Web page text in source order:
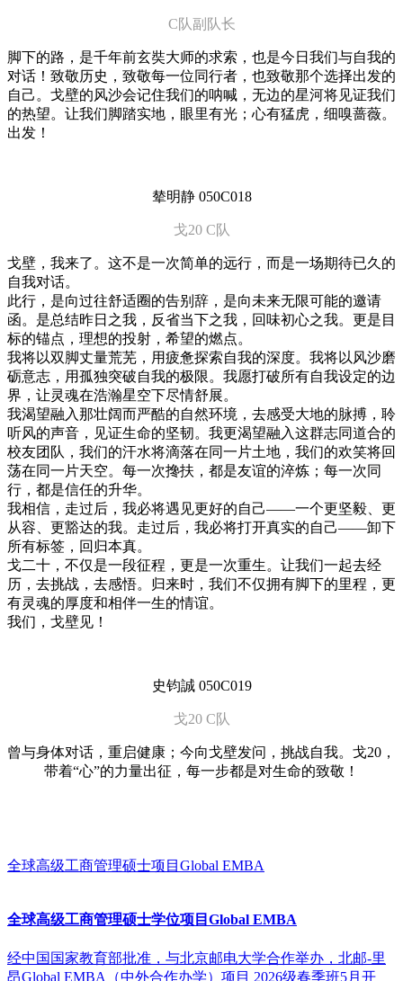
C队副队长
脚下的路，是千年前玄奘大师的求索，也是今日我们与自我的
对话！致敬历史，致敬每一位同行者，也致敬那个选择出发的
自己。戈壁的风沙会记住我们的呐喊，无边的星河将见证我们
的热望。让我们脚踏实地，眼里有光；心有猛虎，细嗅蔷薇。
出发！
辇明静 050C018
戈20 C队
戈壁，我来了。这不是一次简单的远行，而是一场期待已久的
自我对话。
此行，是向过往舒适圈的告别辞，是向未来无限可能的邀请
函。是总结昨日之我，反省当下之我，回味初心之我。更是目
标的锚点，理想的投射，希望的燃点。
我将以双脚丈量荒芜，用疲惫探索自我的深度。我将以风沙磨
砺意志，用孤独突破自我的极限。我愿打破所有自我设定的边
界，让灵魂在浩瀚星空下尽情舒展。
我渴望融入那壮阔而严酷的自然环境，去感受大地的脉搏，聆
听风的声音，见证生命的坚韧。我更渴望融入这群志同道合的
校友团队，我们的汗水将滴落在同一片土地，我们的欢笑将回
荡在同一片天空。每一次搀扶，都是友谊的淬炼；每一次同
行，都是信任的升华。
我相信，走过后，我必将遇见更好的自己——一个更坚毅、更
从容、更豁达的我。走过后，我必将打开真实的自己——卸下
所有标签，回归本真。
戈二十，不仅是一段征程，更是一次重生。让我们一起去经
历，去挑战，去感悟。归来时，我们不仅拥有脚下的里程，更
有灵魂的厚度和相伴一生的情谊。
我们，戈壁见！
史钧誠 050C019
戈20 C队
曾与身体对话，重启健康；今向戈壁发问，挑战自我。戈20，
带着“心”的力量出征，每一步都是对生命的致敬！
全球高级工商管理硕士项目Global EMBA
全球高级工商管理硕士学位项目Global EMBA
经中国国家教育部批准，与北京邮电大学合作举办，北邮-里
昂Global EMBA（中外合作办学）项目 2026级春季班5月开